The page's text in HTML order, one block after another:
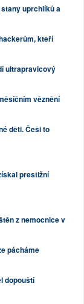
uprchlíků a
kteří
ultrapravicový
věznění
děti. Češi to
prestižní
z nemocnice v
pácháme
dopouští